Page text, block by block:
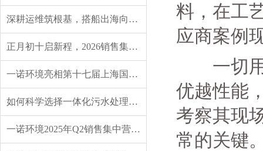
深耕运维筑根基，搭船出海向未来｜一诺环境 2026 年度盛典圆满举行
正月初十启新程，2026销售集中营燃情开营，聚力攻坚创佳绩！
一诺环境亮相第十七届上海国际水展，创新水科技引领绿色未来
如何科学选择一体化污水处理设备？实用指南来了
一诺环境2025年Q2销售集中营：赋能成长，共启新程
料，在工
应商案例
一切用
优越性能
考察其现
常的关键